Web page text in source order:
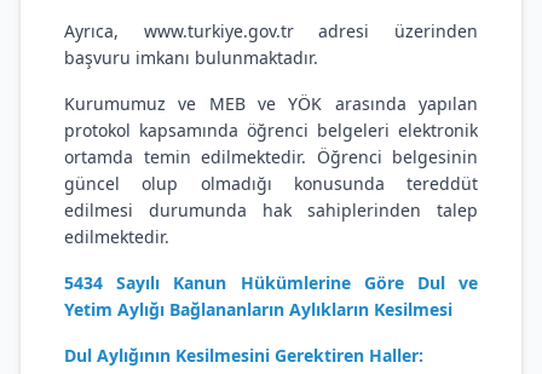
Ayrıca, www.turkiye.gov.tradresi üzerinden
başvuru imkanı bulunmaktadır.
Kurumumuz ve MEB ve YÖK arasında yapılan
protokol kapsamında öğrenci belgeleri elektronik
ortamda temin edilmektedir. Öğrenci belgesinin
güncel olup olmadığı konusunda tereddüt
edilmesi durumunda hak sahiplerinden talep
edilmektedir.
5434 Sayılı Kanun Hükümlerine Göre Dul ve
Yetim Aylığı Bağlananların Aylıkların Kesilmesi
Dul Aylığının Kesilmesini Gerektiren Haller: